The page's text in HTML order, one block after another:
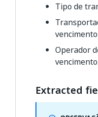
Tipo de
Operador
Extracted